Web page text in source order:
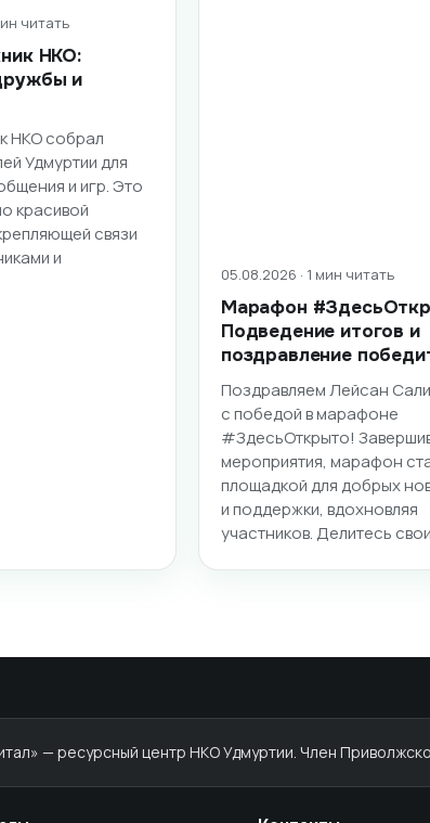
читать
НКО:
и
НКО собрал
Удмуртии для
и игр. Это
красивой
связи
и
05.08.2026 · 1 мин читать
Марафон
Подведение итогов и
поздравление
Поздравляем Лейсан
с победой в марафоне
#ЗдесьОткрыто!
мероприятия, марафон
площадкой для добрых
и поддержки, вдохновляя
участников. Делитесь
— ресурсный центр НКО Удмуртии. Член